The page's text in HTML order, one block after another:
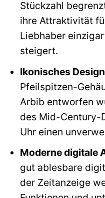
Stückzahl
ihre Attraktivität
Liebhaber
steigert.
Ikonisches
Pfeilspitzen-
Arbib entworfen
des Mid-Century-
Uhr einen
Moderne digitale
gut ablesbare
der Zeitanzeige